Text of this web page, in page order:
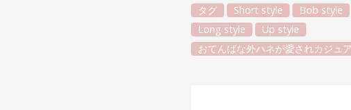
タグ Short style Bob style
Long style
Up style
おてんばな外ハネが愛されカジュ